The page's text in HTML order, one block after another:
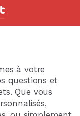
à votre
questions et
Que vous